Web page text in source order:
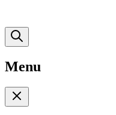
Menu